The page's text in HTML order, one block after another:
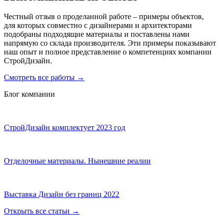
Честный отзыв о проделанной работе – примеры объектов,
для которых совместно с дизайнерами и архитекторами
подобраны подходящие материалы и поставлены нами
напрямую со склада производителя. Эти примеры показывают
наш опыт и полное представление о компетенциях компании
СтройДизайн.
Смотреть все работы →
Блог компании
СтройДизайн комплектует 2023 год
Отделочные материалы. Нынешние реалии
Выставка Дизайн без границ 2022
Открыть все статьи →